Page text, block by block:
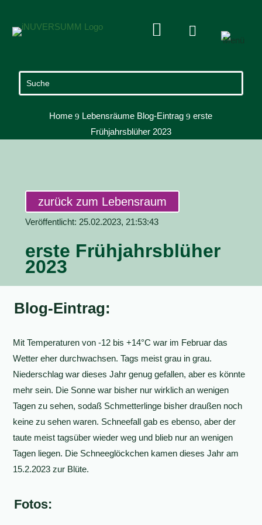
 
Home 9 Lebensräume Blog-Eintrag 9 erste
Frühjahrsblüher 2023
zurück zum Lebensraum
Veröffentlicht: 25.02.2023, 21:53:43
erste Frühjahrsblüher
2023
Blog-Eintrag:
Mit Temperaturen von -12 bis +14°C war im Februar das
Wetter eher durchwachsen. Tags meist grau in grau.
Niederschlag war dieses Jahr genug gefallen, aber es könnte
mehr sein. Die Sonne war bisher nur wirklich an wenigen
Tagen zu sehen, sodaß Schmetterlinge bisher draußen noch
keine zu sehen waren. Schneefall gab es ebenso, aber der
taute meist tagsüber wieder weg und blieb nur an wenigen
Tagen liegen. Die Schneeglöckchen kamen dieses Jahr am
15.2.2023 zur Blüte.
Fotos: